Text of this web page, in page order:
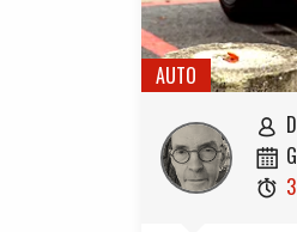
AUTO


 3